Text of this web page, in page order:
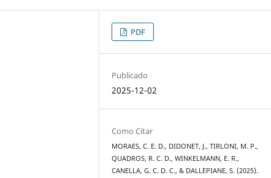
PDF
Publicado
2025-12-02
Como Citar
MORAES, C. E. D., DIDONET, J., TIRLONI, M. P.,
QUADROS, R. C. D., WINKELMANN, E. R.,
CANELLA, G. C. D. C., & DALLEPIANE, S. (2025).